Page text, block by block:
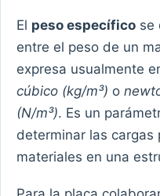
El peso específico se
entre el peso de un
expresa usualmente
cúbico (kg/m³) o
(N/m³). Es un
determinar las cargas
materiales en una